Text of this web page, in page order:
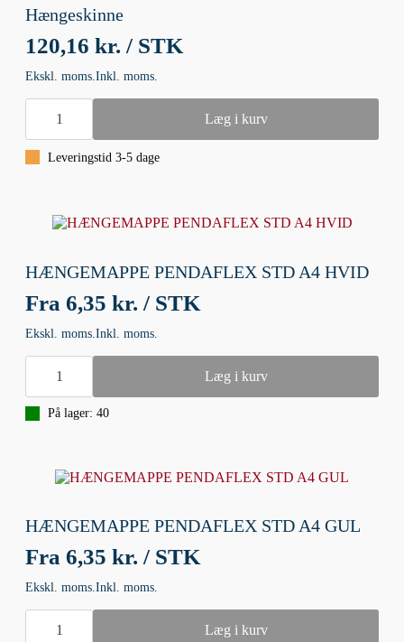
Hængeskinne
120,16 kr. / STK
Ekskl. moms. Inkl. moms.
Hængeskinne
Læg i kurv
Leveringstid 3-5 dage
HÆNGEMAPPE PENDAFLEX STD A4 HVID
Fra 6,35 kr. / STK
Ekskl. moms. Inkl. moms.
HÆNGEMAPPE
PENDAFLEX
A4
HVID
Læg i kurv
På lager: 40
HÆNGEMAPPE PENDAFLEX STD A4 GUL
Fra 6,35 kr. / STK
Ekskl. moms.Inkl. moms.
HÆNGEMAPPE
PENDAFLEX
Læg i kurv